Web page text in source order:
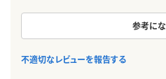
参考に
不適切なレビューを報告する